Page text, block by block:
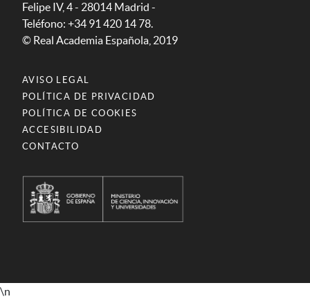
Felipe IV, 4 - 28014 Madrid -
Teléfono: +34 91 420 14 78.
© Real Academia Española, 2019
AVISO LEGAL
POLÍTICA DE PRIVACIDAD
POLÍTICA DE COOKIES
ACCESIBILIDAD
CONTACTO
\n